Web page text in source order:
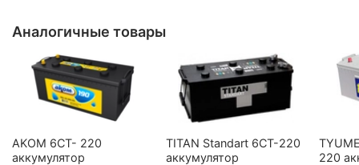
Аналогичные товары
AKOM 6CT- 220
аккумулятор
TITAN Standart 6СТ-220
аккумулятор
220